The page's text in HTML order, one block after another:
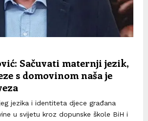
Sačuvati maternji jezik,
s domovinom naša je
jezika i identiteta djece građana
u svijetu kroz dopunske škole BiH i